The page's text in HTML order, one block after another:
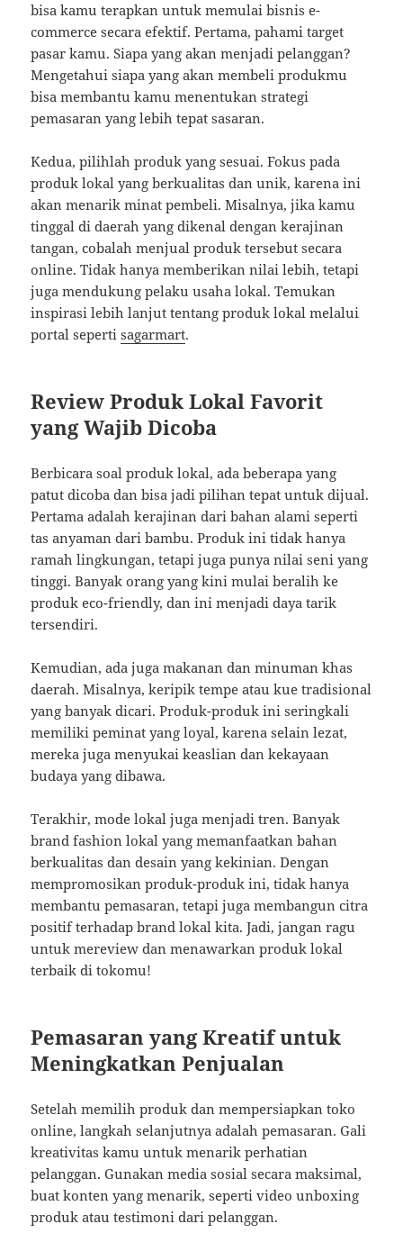
bisa kamu terapkan untuk memulai bisnis e-
commerce secara efektif. Pertama, pahami target
pasar kamu. Siapa yang akan menjadi pelanggan?
Mengetahui siapa yang akan membeli produkmu
bisa membantu kamu menentukan strategi
pemasaran yang lebih tepat sasaran.
Kedua, pilihlah produk yang sesuai. Fokus pada
produk lokal yang berkualitas dan unik, karena ini
akan menarik minat pembeli. Misalnya, jika kamu
tinggal di daerah yang dikenal dengan kerajinan
tangan, cobalah menjual produk tersebut secara
online. Tidak hanya memberikan nilai lebih, tetapi
juga mendukung pelaku usaha lokal. Temukan
inspirasi lebih lanjut tentang produk lokal melalui
portal sepertisagarmart.
Review Produk Lokal Favorit
yang Wajib Dicoba
Berbicara soal produk lokal, ada beberapa yang
patut dicoba dan bisa jadi pilihan tepat untuk dijual.
Pertama adalah kerajinan dari bahan alami seperti
tas anyaman dari bambu. Produk ini tidak hanya
ramah lingkungan, tetapi juga punya nilai seni yang
tinggi. Banyak orang yang kini mulai beralih ke
produk eco-friendly, dan ini menjadi daya tarik
tersendiri.
Kemudian, ada juga makanan dan minuman khas
daerah. Misalnya, keripik tempe atau kue tradisional
yang banyak dicari. Produk-produk ini seringkali
memiliki peminat yang loyal, karena selain lezat,
mereka juga menyukai keaslian dan kekayaan
budaya yang dibawa.
Terakhir, mode lokal juga menjadi tren. Banyak
brand fashion lokal yang memanfaatkan bahan
berkualitas dan desain yang kekinian. Dengan
mempromosikan produk-produk ini, tidak hanya
membantu pemasaran, tetapi juga membangun citra
positif terhadap brand lokal kita. Jadi, jangan ragu
untuk mereview dan menawarkan produk lokal
terbaik di tokomu!
Pemasaran yang Kreatif untuk
Meningkatkan Penjualan
Setelah memilih produk dan mempersiapkan toko
online, langkah selanjutnya adalah pemasaran. Gali
kreativitas kamu untuk menarik perhatian
pelanggan. Gunakan media sosial secara maksimal,
buat konten yang menarik, seperti video unboxing
produk atau testimoni dari pelanggan.